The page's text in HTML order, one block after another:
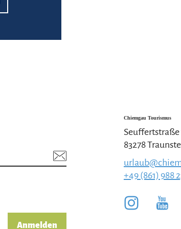
Anmelden
Chiemgau Tourismus
Seuffertstraße
83278
+49 (861) 988